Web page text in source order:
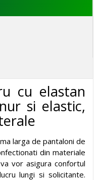
cu elastan
si elastic,
larga de pantaloni de
din materiale
vor asigura confortul
lungi si solicitante.